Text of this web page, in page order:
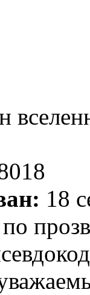
18